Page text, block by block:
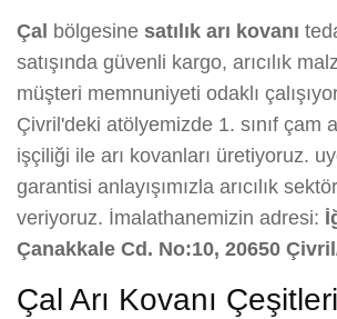
Çal bölgesine satılık arı kovanı
satışında güvenli kargo, arıcılık
müşteri memnuniyeti odaklı
Çivril'deki atölyemizde 1. sınıf çam
işçiliği ile arı kovanları üretiyoruz.
garantisi anlayışımızla arıcılık
veriyoruz. İmalathanemizin adresi:
Çanakkale Cd. No:10, 20650
Çal Arı Kovanı